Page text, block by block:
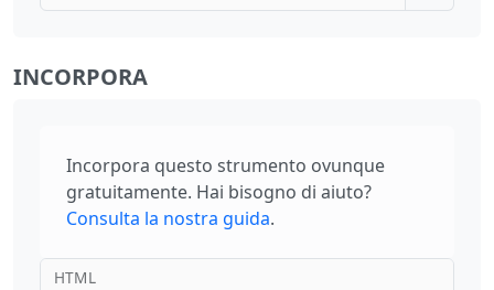
INCORPORA
Incorpora questo strumento ovunque
gratuitamente. Hai bisogno di aiuto?
Consulta la nostra guida.
HTML